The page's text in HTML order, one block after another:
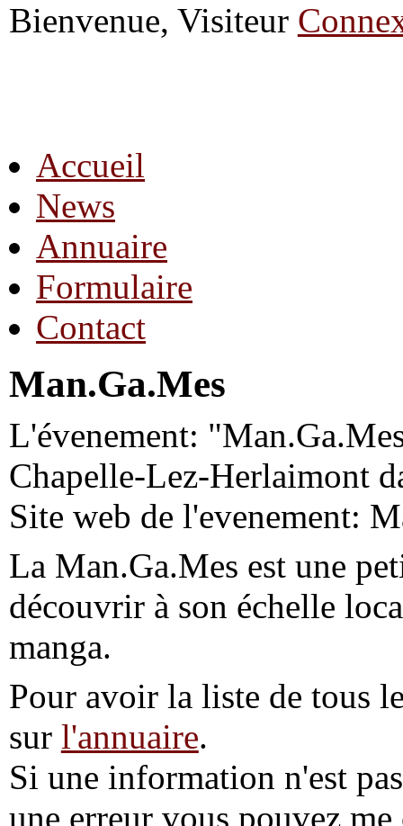
Bienvenue, Visiteur
Accueil
News
Annuaire
Formulaire
Contact
Man.Ga.Mes
L'évenement:
Chapelle-Lez-Herlaimont
Site web de l'evenement:
La Man.Ga.Mes est une
découvrir à son échelle
manga.
Pour avoir la liste de tous
sur l'annuaire.
Si une information n'est
une erreur vous pouvez